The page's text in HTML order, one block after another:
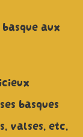
aux
basques
valses, etc,